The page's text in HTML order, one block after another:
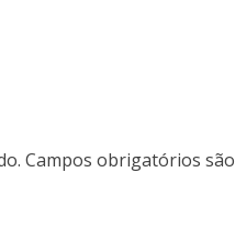
Campos obrigatórios são